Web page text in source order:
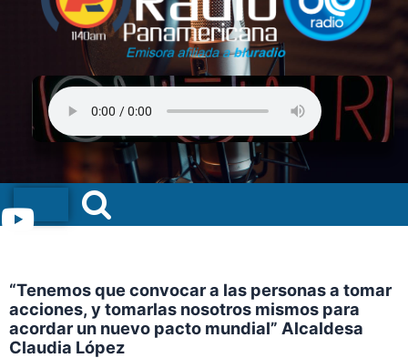
Menu
“Tenemos que convocar a las personas a tomar
acciones, y tomarlas nosotros mismos para
acordar un nuevo pacto mundial” Alcaldesa
Claudia López